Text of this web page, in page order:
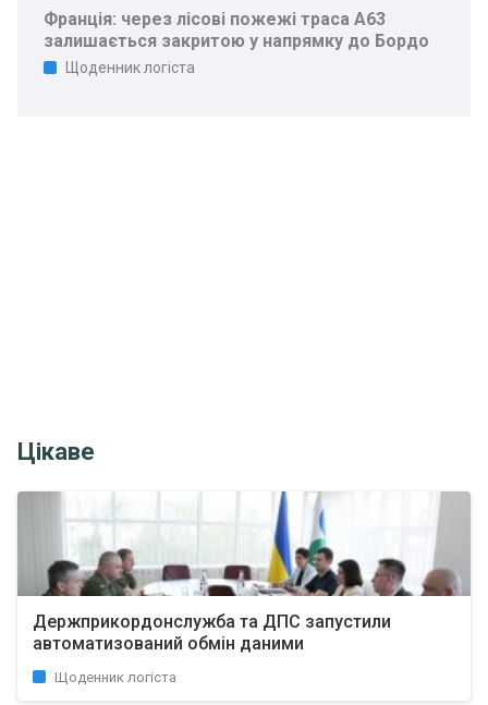
Франція: через лісові пожежі траса A63
залишається закритою у напрямку до Бордо
Щоденник логіста
Цікаве
Держприкордонслужба та ДПС запустили
автоматизований обмін даними
Щоденник логіста